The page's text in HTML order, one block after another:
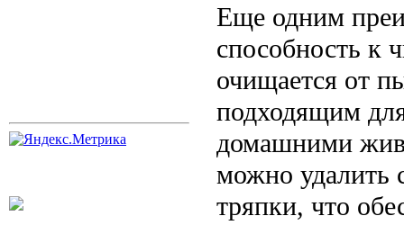
Еще одним
способность к
очищается от
подходящим
домашними
можно удалить
тряпки, что